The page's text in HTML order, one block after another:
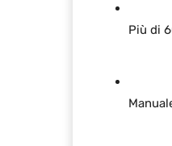
Più di